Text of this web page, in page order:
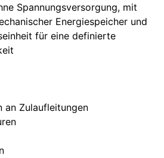
Spannungsversorgung, mit
Energiespeicher und
für eine definierte
an Zulaufleitungen